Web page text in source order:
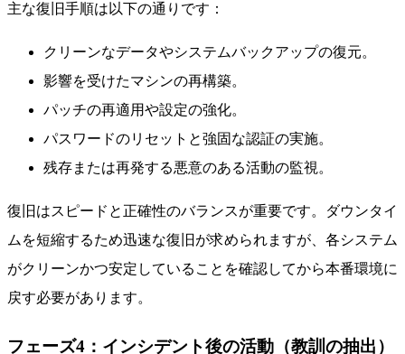
主な復旧手順は以下の通りです：
クリーンなデータやシステムバックアップの復元。
影響を受けたマシンの再構築。
パッチの再適用や設定の強化。
パスワードのリセットと強固な認証の実施。
残存または再発する悪意のある活動の監視。
復旧はスピードと正確性のバランスが重要です。ダウンタイ
ムを短縮するため迅速な復旧が求められますが、各システム
がクリーンかつ安定していることを確認してから本番環境に
戻す必要があります。
フェーズ4：インシデント後の活動（教訓の抽出）